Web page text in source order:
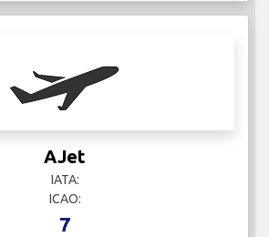
AJet
IATA:
ICAO:
7